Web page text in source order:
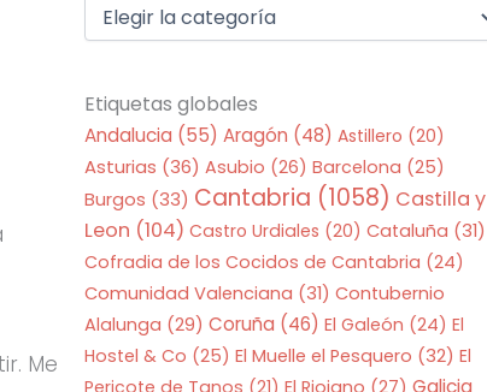
Me
Etiquetas globales
Andalucia (55) Aragón (48) Astillero (20)
Asturias (36) Asubio (26) Barcelona (25)
Burgos (33) Cantabria (1058) Castilla y
Leon (104) Castro Urdiales (20) Cataluña (31)
Cofradia de los Cocidos de Cantabria (24)
Comunidad Valenciana (31) Contubernio
Alalunga (29) Coruña (46) El Galeón (24) El
Hostel & Co (25) El Muelle el Pesquero (32) El